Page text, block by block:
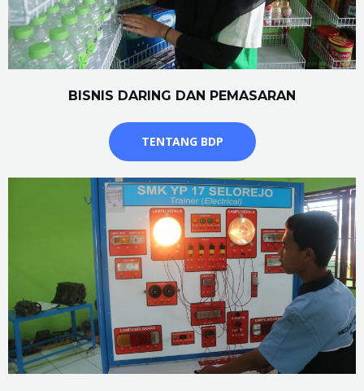
BISNIS DARING DAN PEMASARAN
TENTANG BDP